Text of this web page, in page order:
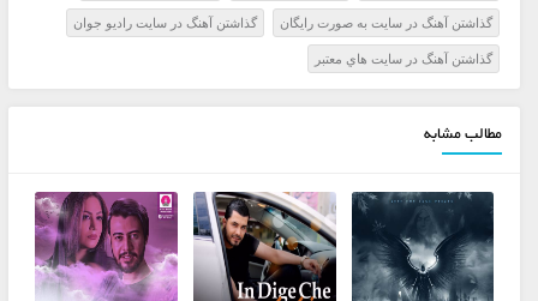
گذاشتن آهنگ در سايت به صورت رايگان گذاشتن آهنگ در سايت راديو جوان
گذاشتن آهنگ در سايت هاي معتبر
مطالب مشابه